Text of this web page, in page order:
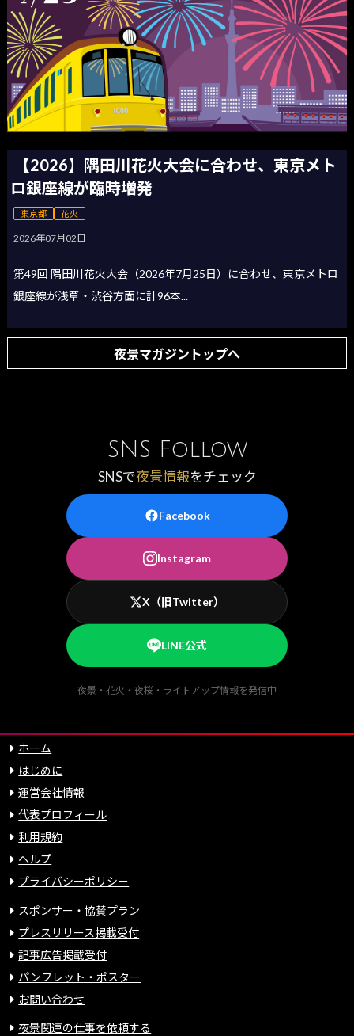
【2026】隅田川花火大会に合わせ、東京メト
ロ銀座線が臨時増発
東京都 花火
2026年07月02日
第49回 隅田川花火大会（2026年7月25日）に合わせ、東京メトロ
銀座線が浅草・渋谷方面に計96本...
夜景マガジントップへ
SNS Follow
SNSで夜景情報をチェック
Facebook
Instagram
X（旧Twitter）
LINE公式
夜景・花火・夜桜・ライトアップ情報を発信中
ホーム
はじめに
運営会社情報
代表プロフィール
利用規約
ヘルプ
プライバシーポリシー
スポンサー・協賛プラン
プレスリリース掲載受付
記事広告掲載受付
パンフレット・ポスター
お問い合わせ
夜景関連の仕事を依頼する